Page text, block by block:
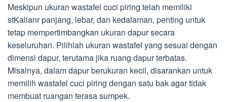
Meskipun ukuran wastafel cuci piring telah memiliki
stKalianr panjang, lebar, dan kedalaman, penting untuk
tetap mempertimbangkan ukuran dapur secara
keseluruhan. Pilihlah ukuran wastafel yang sesuai dengan
dimensi dapur, terutama jika ruang dapur terbatas.
Misalnya, dalam dapur berukuran kecil, disarankan untuk
memilih wastafel cuci piring dengan satu bak agar tidak
membuat ruangan terasa sumpek.